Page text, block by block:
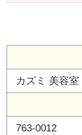
カズミ 美容室
763-0012